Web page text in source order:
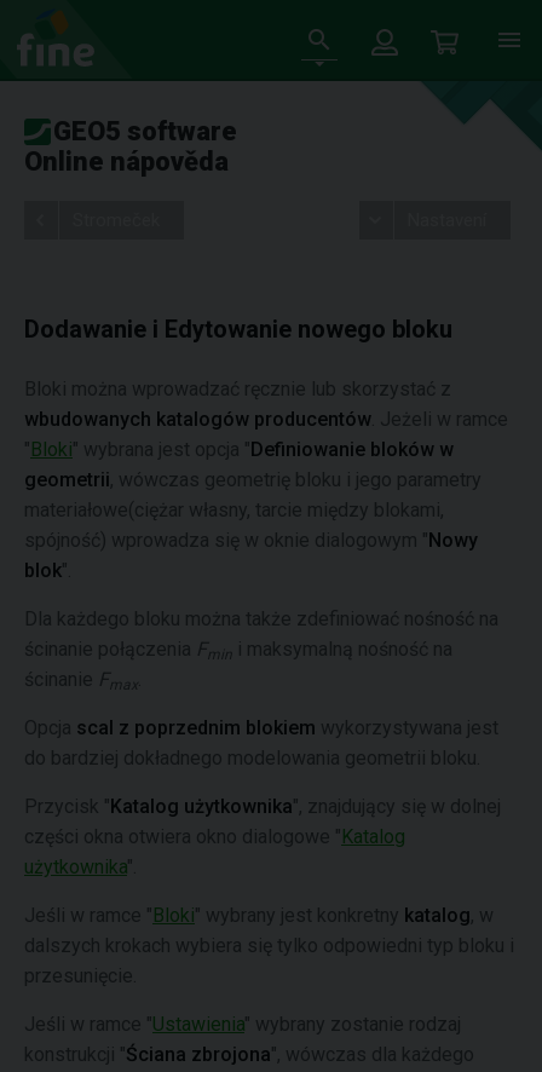
GEO5 software
Online nápověda
Dodawanie i Edytowanie nowego bloku
Bloki można wprowadzać ręcznie lub skorzystać z
wbudowanych katalogów producentów . Jeżeli w ramce
"Bloki" wybrana jest opcja "Definiowanie bloków w
geometrii, wówczas geometrię bloku i jego parametry
materiałowe(ciężar własny, tarcie między blokami,
spójność) wprowadza się w oknie dialogowym "Nowy
blok".
Dla każdego bloku można także zdefiniować nośność na
ścinanie połączenia Fmin
i maksymalną nośność na
ścinanie Fmax
Opcja scal z poprzednim blokiem wykorzystywana jest
do bardziej dokładnego modelowania geometrii bloku.
Przycisk "Katalog użytkownika", znajdujący się w dolnej
części okna otwiera okno dialogowe "Katalog
użytkownika".
Jeśli w ramce "Bloki" wybrany jest konkretny katalog, w
dalszych krokach wybiera się tylko odpowiedni typ bloku i
przesunięcie.
Jeśli w ramce "Ustawienia" wybrany zostanie rodzaj
konstrukcji "Ściana zbrojona", wówczas dla każdego